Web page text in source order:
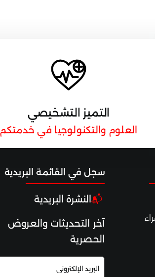
التميز التشخيصي
العلوم والتكنولوجيا في خدمتكم
سجل في القائمة البريدية
📬 النشرة البريدية
آخر التحديثات والعروض
الحصرية